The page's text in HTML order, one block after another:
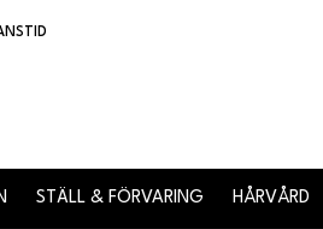
STÄLL & FÖRVARING HÅRVÅRD